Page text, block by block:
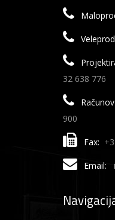
32 638 776
900
Fax:
Email: